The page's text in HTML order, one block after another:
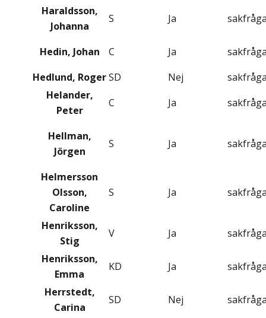
Haraldsson,
Johanna
S Ja
Hedin, Johan C Ja
Hedlund, RogerSD Nej
Helander,
Peter
C Ja
Hellman,
Jörgen
S Ja
Helmersson
Olsson,
Caroline
S Ja
Henriksson,
Stig
V Ja
Henriksson,
Emma
KD Ja
Herrstedt,
Carina
SD Nej